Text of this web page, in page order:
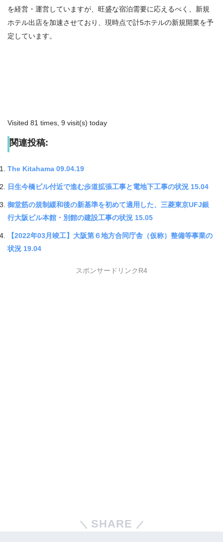
を経営・運営していますが、旺盛な宿泊需要に応えるべく、新規
ホテル出店を加速させており、現時点で計5ホテルの新規開業を予
定しています。
Visited 81 times, 9 visit(s) today
関連投稿:
The Kitahama 09.04.19
日生今橋ビル付近で進む歩道拡張工事と電地下工事の状況 15.04
御堂筋の規制緩和後の新基準を初めて適用した、三菱東京UFJ銀
行大阪ビル本館・別館の建設工事の状況 15.05
【2022年03月竣工】大阪第６地方合同庁舎（仮称）整備等事業の
状況 19.04
スポンサードリンクR4
SHARE